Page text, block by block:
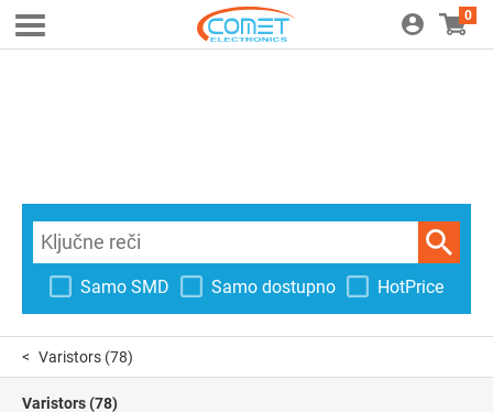
0
Samo SMD Samo dostupno HotPrice
Varistors (78)
Varistors(78)